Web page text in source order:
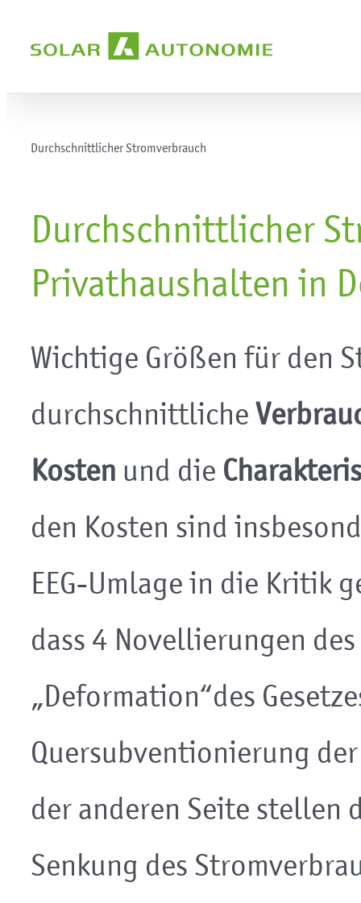
Durchschnittlicher Stromverbrauch
Durchschnittlicher
Privathaushalten in
Wichtige Größen für den
durchschnittliche
Kosten und die
den Kosten sind
EEG-Umlage in die Kritik
dass 4 Novellierungen
„Deformation“des
Quersubventionierung
der anderen Seite stellen
Senkung des